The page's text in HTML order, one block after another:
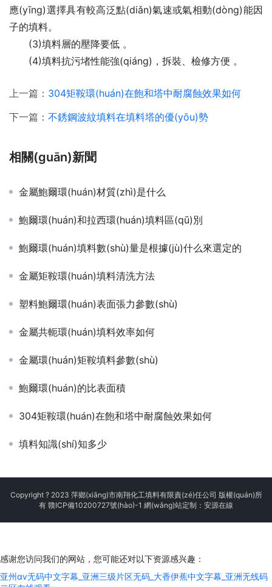
應(yīng)選擇具有較高泛點(diǎn)氣速或氣相動(dòng)能因
子的填料。
(3)填料層的壓降要低 。
(4)填料抗污堵性能強(qiáng)，拆裝、檢修方便 。
上一篇： 304矩鞍環(huán)在飽和塔中耐腐蝕效果如何
下一篇： 不銹鋼波紋填料在填料塔的優(yōu)勢
相關(guān)新聞
金屬鮑爾環(huán)材質(zhì)是什么
鮑爾環(huán)和拉西環(huán)填料區(qū)別
鮑爾環(huán)填料數(shù)量是根據(jù)什么來選定的
金屬矩鞍環(huán)填料清洗方法
塑料鮑爾環(huán)表面張力參數(shù)
金屬共軛環(huán)填料效率如何
金屬環(huán)矩鞍填料參數(shù)
鮑爾環(huán)的比表面積
304矩鞍環(huán)在飽和塔中耐腐蝕效果如何
填料知識(shí)知多少
Copyright ? 2023 萍鄉(xiāng)市南翔化工填料有限責(zé)任公司 版權(quán)所
有 贛ICP備10200727號(hào)-1 網(wǎng)站定制：安源在線
感谢您访问我们的网站，您可能还对以下资源感兴趣：
亚州αⅴ无码中文字幕_亚洲三级片区无码_大香伊蕉中文字幕_亚洲无线码